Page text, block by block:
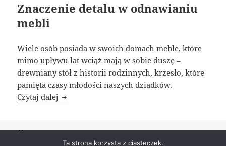
Znaczenie detalu w odnawianiu
mebli
Wiele osób posiada w swoich domach meble, które
mimo upływu lat wciąż mają w sobie duszę –
drewniany stół z historii rodzinnych, krzesło, które
pamięta czasy młodości naszych dziadków.
Czytaj dalej Samodzielna renowacja mebli – jak się do
Data
3 kwietnia, 2025 Tagi
renowacja
Ta strona korzysta z ciasteczek.